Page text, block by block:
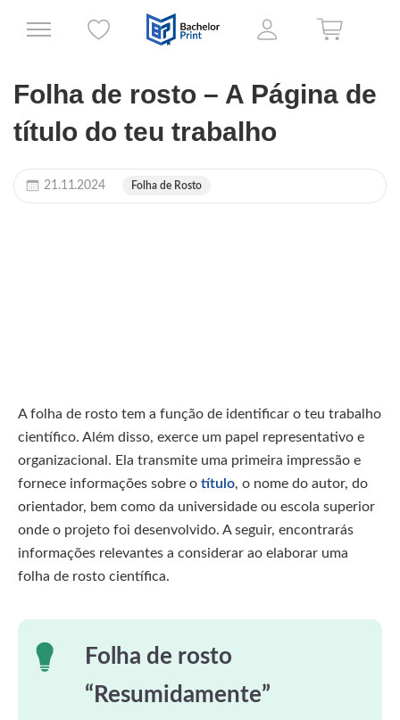
Folha de rosto – A Página de
título do teu trabalho
21.11.2024 Folha de Rosto
A folha de rosto tem a função de identificar o teu trabalho
científico. Além disso, exerce um papel representativo e
organizacional. Ela transmite uma primeira impressão e
fornece informações sobre o título, o nome do autor, do
orientador, bem como da universidade ou escola superior
onde o projeto foi desenvolvido. A seguir, encontrarás
informações relevantes a considerar ao elaborar uma
folha de rosto científica.
Folha de rosto
“Resumidamente”